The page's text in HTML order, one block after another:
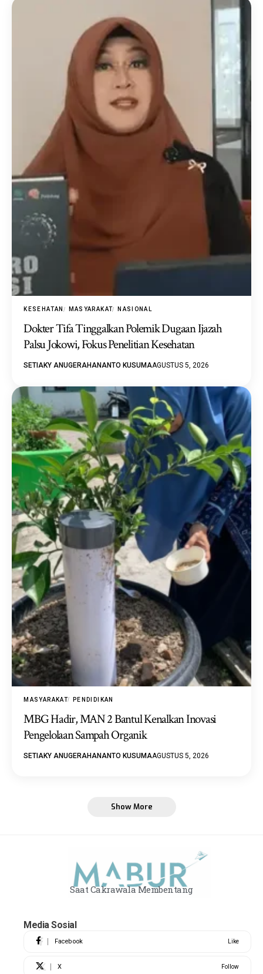
KESEHATAN MASYARAKAT NASIONAL
Dokter Tifa Tinggalkan Polemik Dugaan Ijazah
Palsu Jokowi, Fokus Penelitian Kesehatan
SETIAKY ANUGERAHANANTO KUSUMAAGUSTUS 5, 2026
MASYARAKAT PENDIDIKAN
MBG Hadir, MAN 2 Bantul Kenalkan Inovasi
Pengelolaan Sampah Organik
SETIAKY ANUGERAHANANTO KUSUMAAGUSTUS 5, 2026
Show More
Saat Cakrawala Membentang
Media Sosial
Facebook Like
X Follow